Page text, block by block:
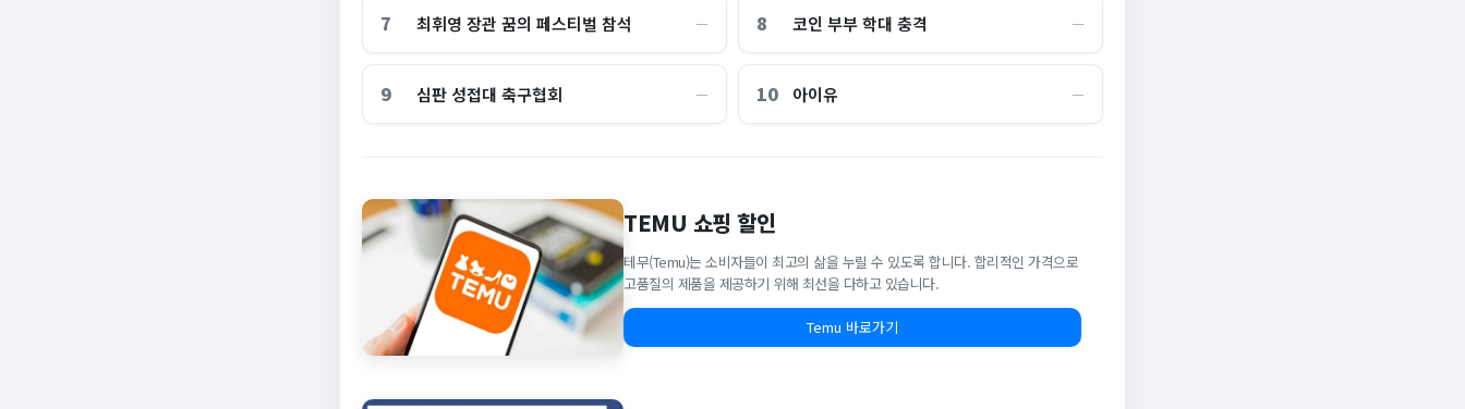
7 최휘영 장관 꿈의 페스티벌 참석 ― 8 코인 부부 학대 충격 ―
9 심판 성접대 축구협회 ― 10 아이유 ―
TEMU 쇼핑 할인
테무(Temu)는 소비자들이 최고의 삶을 누릴 수 있도록 합니다. 합리적인 가격으로
고품질의 제품을 제공하기 위해 최선을 다하고 있습니다.
Temu 바로가기